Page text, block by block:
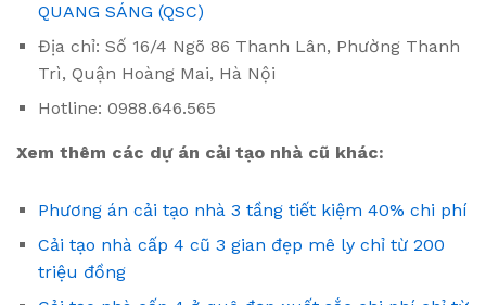
QUANG SÁNG (QSC)
Địa chỉ: Số 16/4 Ngõ 86 Thanh Lân, Phường Thanh
Trì, Quận Hoàng Mai, Hà Nội
Hotline: 0988.646.565
Xem thêm các dự án cải tạo nhà cũ khác:
Phương án cải tạo nhà 3 tầng tiết kiệm 40% chi phí
Cải tạo nhà cấp 4 cũ 3 gian đẹp mê ly chỉ từ 200
triệu đồng